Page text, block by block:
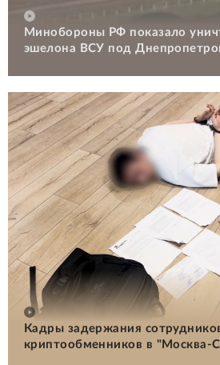
Минобороны РФ показало
эшелона ВСУ под
Кадры задержания
криптообменников в "Москва-